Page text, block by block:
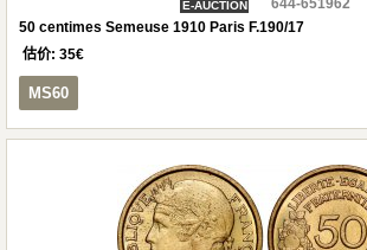
E-AUCTION
644-651962
50 centimes Semeuse 1910 Paris F.190/17
估价: 35€
MS60